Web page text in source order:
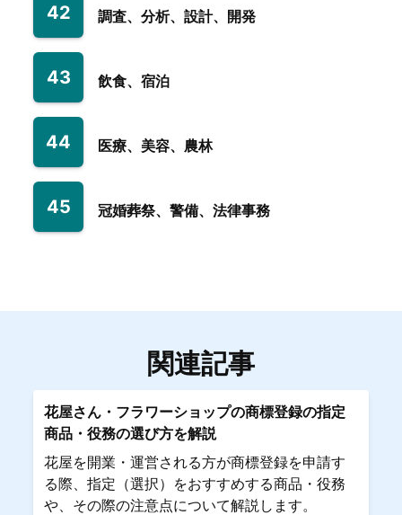
42 調査、分析、設計、開発
43 飲食、宿泊
44 医療、美容、農林
45 冠婚葬祭、警備、法律事務
関連記事
花屋さん・フラワーショップの商標登録の指定
商品・役務の選び方を解説
花屋を開業・運営される方が商標登録を申請す
る際、指定（選択）をおすすめする商品・役務
や、その際の注意点について解説します。